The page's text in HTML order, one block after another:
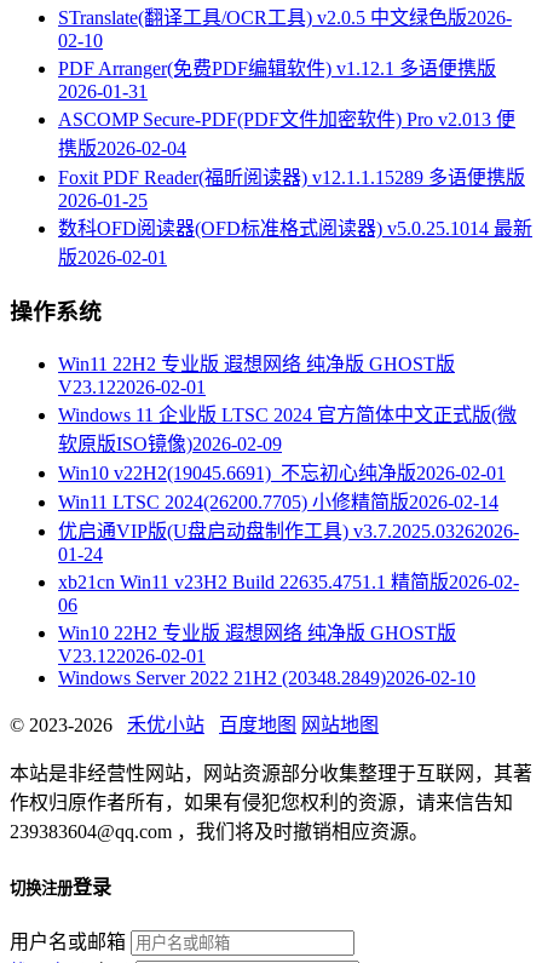
STranslate(翻译工具/OCR工具) v2.0.5 中文绿色版2026-
02-10
PDF Arranger(免费PDF编辑软件) v1.12.1 多语便携版
2026-01-31
ASCOMP Secure-PDF(PDF文件加密软件) Pro v2.013 便
携版2026-02-04
Foxit PDF Reader(福昕阅读器) v12.1.1.15289 多语便携版
2026-01-25
数科OFD阅读器(OFD标准格式阅读器) v5.0.25.1014 最新
版2026-02-01
操作系统
Win11 22H2 专业版 遐想网络 纯净版 GHOST版
V23.122026-02-01
Windows 11 企业版 LTSC 2024 官方简体中文正式版(微
软原版ISO镜像)2026-02-09
Win10 v22H2(19045.6691)_不忘初心纯净版2026-02-01
Win11 LTSC 2024(26200.7705) 小修精简版2026-02-14
优启通VIP版(U盘启动盘制作工具) v3.7.2025.03262026-
01-24
xb21cn Win11 v23H2 Build 22635.4751.1 精简版2026-02-
06
Win10 22H2 专业版 遐想网络 纯净版 GHOST版
V23.122026-02-01
Windows Server 2022 21H2 (20348.2849)2026-02-10
© 2023-2026 禾优小站 百度地图 网站地图
本站是非经营性网站，网站资源部分收集整理于互联网，其著
作权归原作者所有，如果有侵犯您权利的资源，请来信告知
239383604@qq.com ，我们将及时撤销相应资源。
切换注册登录
用户名或邮箱